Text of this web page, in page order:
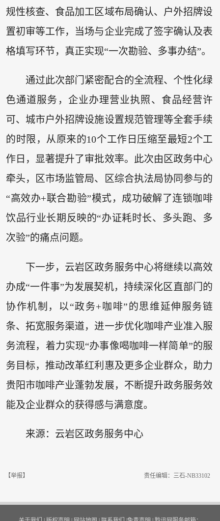
规性核查、食品加工区域布局确认、户外招牌设
置初审等工作，当场与企业完成了签字确认及表
格填写环节，真正实现“一次勘验、多事办结”。
通过此次部门紧密配合的全流程、个性化绿
色通道服务，企业办理营业执照、食品经营许
可、城市户外招牌设施设置规范管理等全套手续
的时限，从原来的10个工作日压缩至最短2个工
作日，显著提升了审批效率。此次由区政务中心
牵头，区市场监管局、区综合执法局协同参与的
“高效办+联合勘验”模式，成功破解了连锁咖啡
饮品行业长期反映的“办证耗时长、多头跑、多
次验”的痛点问题。
下一步，云岩区政务服务中心将继续以高效
办成“一件事”为发展契机，持续深化区直部门的
协作机制，以“政务+咖啡”的思维延伸服务链
条、拓宽服务渠道，进一步优化咖啡产业准入服
务流程，着力实现“办事像喝咖啡一样简单”的服
务目标，推动改革红利惠及更多企业群众，助力
贵阳市咖啡产业蓬勃发展，不断提升政务服务效
能及企业群众的获得感与满意度。
来源：云岩区政务服务中心
【举报】 责任编辑：三石-NB33102